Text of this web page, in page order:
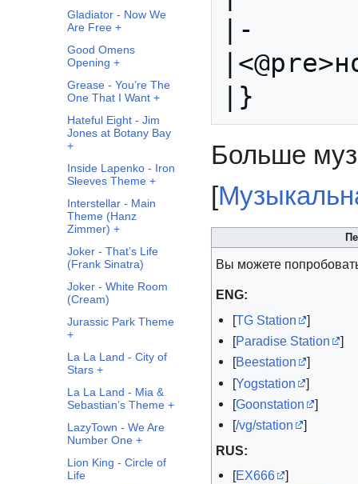
Gladiator - Now We
Are Free +
Good Omens
Opening +
Grease - You’re The
One That I Want +
Hateful Eight - Jim
Jones at Botany Bay
+
Inside Lapenko - Iron
Sleeves Theme +
Interstellar - Main
Theme (Hanz
Zimmer) +
Joker - That’s Life
(Frank Sinatra)
Joker - White Room
(Cream)
Jurassic Park Theme
+
La La Land - City of
Stars +
La La Land - Mia &
Sebastian’s Theme +
LazyTown - We Are
Number One +
Lion King - Circle of
Life
|-
Больше
[
Вы можете
ENG:
[TG Station
]
[Paradise Station
]
[Beestation
]
[Yogstation
]
[Goonstation
]
[/vg/station
]
RUS:
[EX666
]